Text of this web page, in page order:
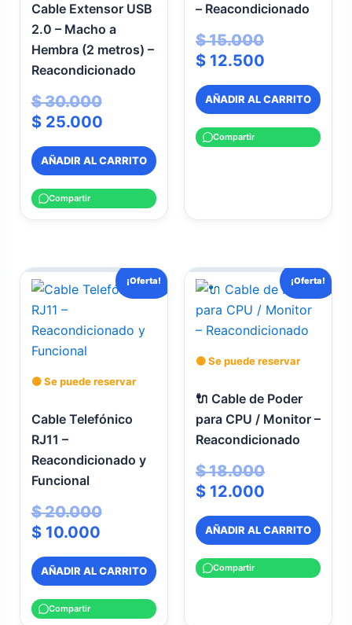
Cable Extensor USB
2.0 – Macho a
Hembra (2 metros) –
Reacondicionado
$30.000
$25.000
AÑADIR AL CARRITO
Compartir
– Reacondicionado
$15.000
$ 12.500
AÑADIR AL CARRITO
Compartir
¡Oferta!
🟡 Se puede reservar
Cable Telefónico
RJ11 –
Reacondicionado y
Funcional
$20.000
El
precio
era:
$10.000
El
precio
es:
AÑADIR AL CARRITO
Compartir
¡Oferta!
🟡 Se puede reservar
🔌 Cable de Poder
para CPU / Monitor –
Reacondicionado
$18.000
El
precio
original
era:
$ 18.000.
$ 12.000
El
precio
actual
es:
$ 12.000.
AÑADIR AL CARRITO
Compartir